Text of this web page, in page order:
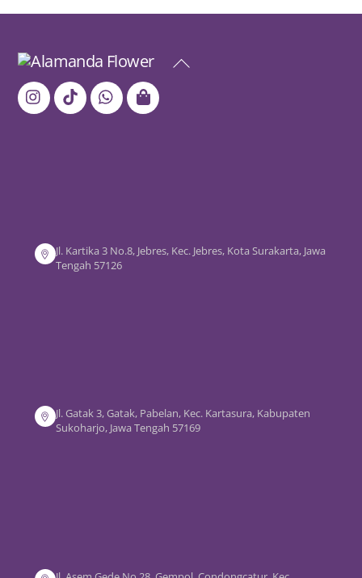
Back
Jl. Kartika 3 No.8, Jebres, Kec. Jebres, Kota Surakarta, Jawa
Tengah 57126
Jl. Gatak 3, Gatak, Pabelan, Kec. Kartasura, Kabupaten
Sukoharjo, Jawa Tengah 57169